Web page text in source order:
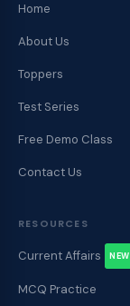
Home
About Us
Toppers
Test Series
Free Demo Class
Contact Us
RESOURCES
Current Affairs NEW
MCQ Practice